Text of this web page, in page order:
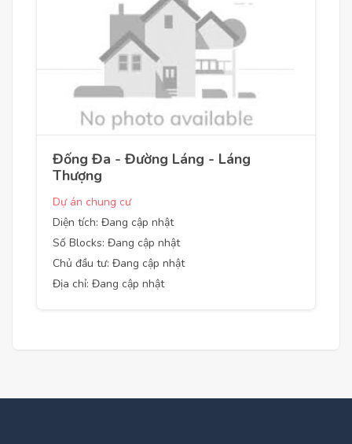
Đống Đa - Đường Láng - Láng
Thượng
Dự án chung cư
Diện tích: Đang cập nhật
Số Blocks: Đang cập nhật
Chủ đầu tư: Đang cập nhật
Địa chỉ: Đang cập nhật